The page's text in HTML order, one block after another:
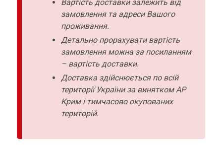
Вартість доставки залежить від
замовлення та адреси Вашого
проживання.
Детально прорахувати вартість
замовлення можна за посиланням
– вартість доставки.
Доставка здійснюється по всій
території України за винятком АР
Крим і тимчасово окупованих
територій.